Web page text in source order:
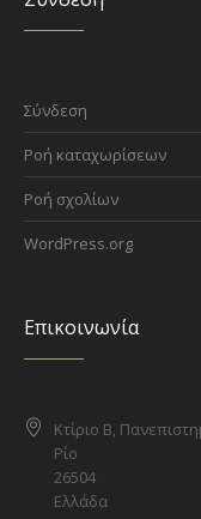
Σύνδεση
Ροή καταχωρίσεων
Ροή σχολίων
WordPress.org
Επικοινωνία
Κτίριο Β,
Ρίο
26504
Ελλάδα